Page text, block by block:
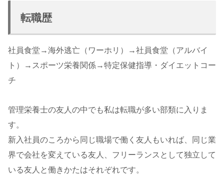
転職歴
社員食堂→海外逃亡（ワーホリ）→社員食堂（アルバイ
ト）→スポーツ栄養関係→特定保健指導・ダイエットコー
チ
管理栄養士の友人の中でも私は転職が多い部類に入りま
す。
新入社員のころから同じ職場で働く友人もいれば、同じ業
界で会社を変えている友人、フリーランスとして独立して
いる友人と働きかたはそれぞれです。